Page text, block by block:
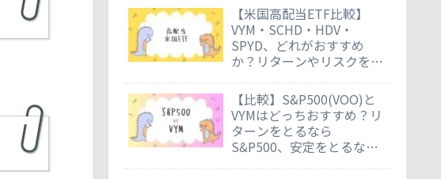
【米国高配当ETF比較】
VYM・SCHD・HDV・
SPYD、どれがおすすめ
か？リターンやリスクを徹
【比較】S&P500(VOO)と
VYMはどっちおすすめ？リ
ターンをとるなら
S&P500、安定をとるなら